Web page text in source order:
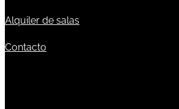
Alquiler de salas
Contacto